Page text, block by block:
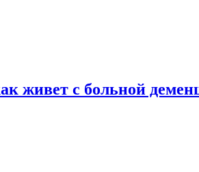
живет с больной